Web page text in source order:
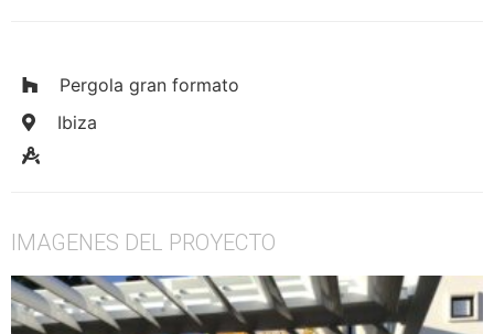
Pergola gran formato
Ibiza
IMAGENES DEL PROYECTO